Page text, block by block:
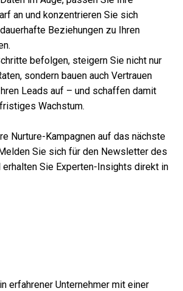
an und konzentrieren Sie sich
Beziehungen zu Ihren
befolgen, steigern Sie nicht nur
sondern bauen auch Vertrauen
Leads auf – und schaffen damit
Wachstum.
Nurture-Kampagnen auf das nächste
Sie sich für den Newsletter des
erhalten Sie Experten-Insights direkt in
erfahrener Unternehmer mit einer